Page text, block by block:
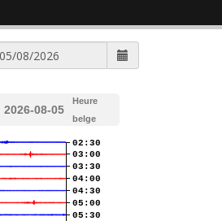
2026-08-05
Heure
belge
02:30
03:00
03:30
04:00
04:30
05:00
05:30